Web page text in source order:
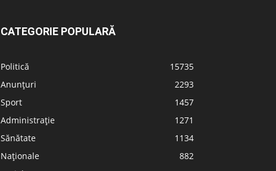
CATEGORIE POPULARĂ
Politică
15735
Anunțuri
2293
Sport
1457
Administrație
1271
Sănătate
1134
Naționale
882